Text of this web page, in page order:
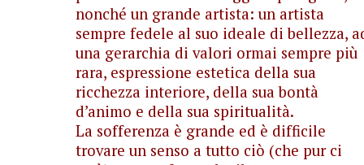
nonché un grande artista: un artista
sempre fedele al suo ideale di bellezza,
una gerarchia di valori ormai sempre più
rara, espressione estetica della sua
ricchezza interiore, della sua bontà
d’animo e della sua spiritualità.
La sofferenza è grande ed è difficile
trovare un senso a tutto ciò (che pur ci